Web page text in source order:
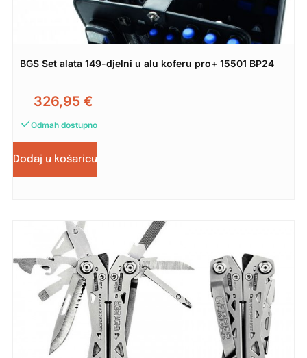
BGS Set alata 149-djelni u alu koferu pro+ 15501 BP24
326,95 €
Odmah dostupno
Dodaj u košaricu